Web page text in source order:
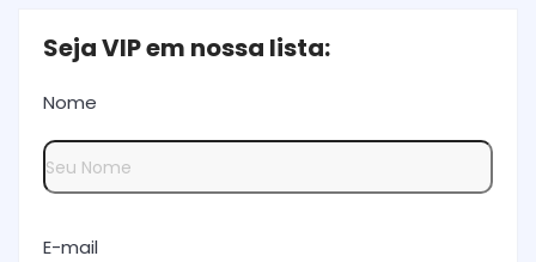
Seja VIP em nossa lista:
Nome
E-mail